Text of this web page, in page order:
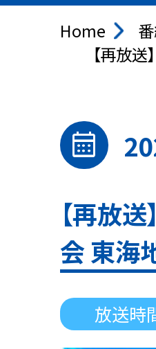
Home
【再放
calendar_month
【再放
会 東海
放送時